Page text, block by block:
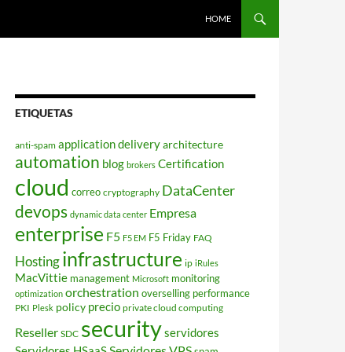
HOME
ETIQUETAS
anti-spam application deliveryarchitecture
automation blog brokers Certification
cloud correo cryptography DataCenter
devops dynamic data center Empresa
enterprise F5 F5 EM F5 Friday FAQ
Hostinginfrastructure ip iRules
MacVittie management Microsoft monitoring
optimization orchestration overselling performance
PKI Plesk policy precio private cloud computing
Reseller SDC securityservidores